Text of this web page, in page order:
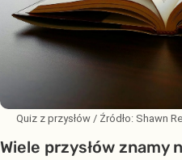
Quiz z przysłów / Źródło: Shawn
Wiele przysłów znamy